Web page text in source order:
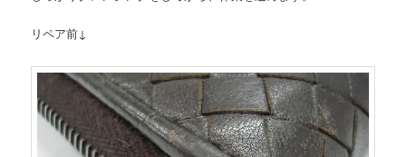
リペア前↓